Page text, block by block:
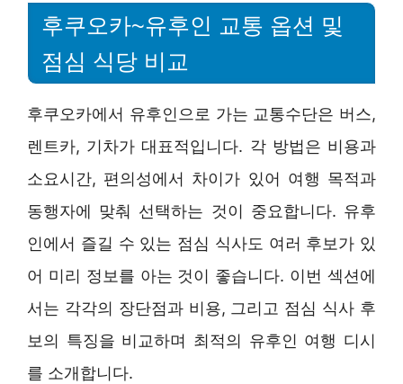
후쿠오카~유후인 교통 옵션 및
점심 식당 비교
후쿠오카에서 유후인으로 가는 교통수단은 버스,
렌트카, 기차가 대표적입니다. 각 방법은 비용과
소요시간, 편의성에서 차이가 있어 여행 목적과
동행자에 맞춰 선택하는 것이 중요합니다. 유후
인에서 즐길 수 있는 점심 식사도 여러 후보가 있
어 미리 정보를 아는 것이 좋습니다. 이번 섹션에
서는 각각의 장단점과 비용, 그리고 점심 식사 후
보의 특징을 비교하며 최적의 유후인 여행 디시
를 소개합니다.